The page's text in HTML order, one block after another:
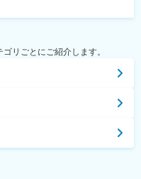
リごとにご紹介します。